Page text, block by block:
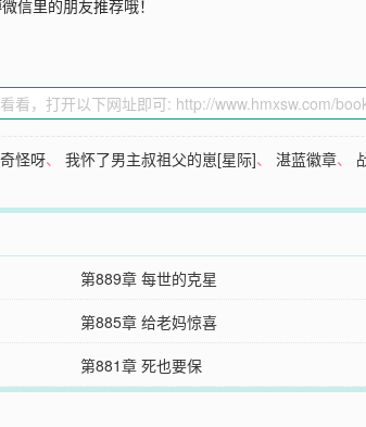
信里的朋友推荐哦！
怪呀、我怀了男主叔祖父的崽[星际]、湛蓝徽章、
第889章 每世的克星
第885章 给老妈惊喜
第881章 死也要保